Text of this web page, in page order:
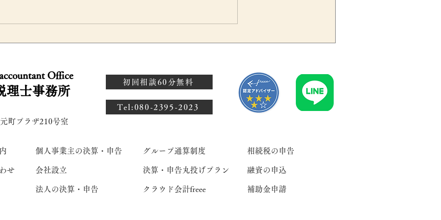
会社設立後の増資はいつ行な
消費税の注意点を税理士が解
説
相続で賃貸不動産を引き継い
年末相続で忘れやすい税務手
続きを解説
Office
理士事務所
町プラザ210号室
初回相談60分無料
​Tel:080-2395-2023
せ
個人事業主の決算・申告
会社設立
法人の決算・申告
グループ通算制度
決算・申告丸投げプラン
クラウド会計freee
相続税の申告
融資の申込
補助金申請